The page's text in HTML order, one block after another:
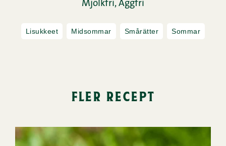
Mjölkfri, Äggfri
Lisukkeet Midsommar Smårätter Sommar
fler recept